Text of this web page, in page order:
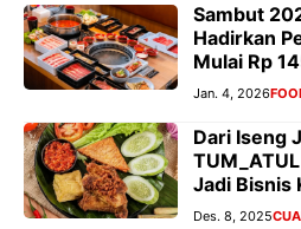
Sambut
Hadirkan
Mulai Rp
Jan. 4, 2026
Dari Iseng
Jadi Bisnis
Des. 8, 2025